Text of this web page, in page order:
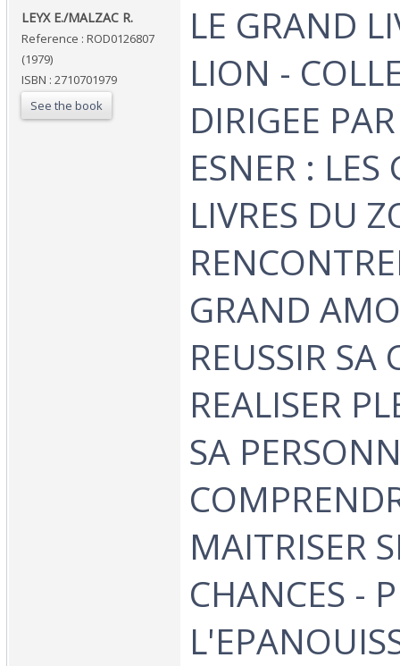
‎LEYX E./MALZAC R.‎
Reference : ROD0126807
(1979)
ISBN : 2710701979
See the book
‎LE GRAND
LION -
DIRIGEE
ESNER : LES
LIVRES DU
GRAND
REUSSIR SA
REALISER
SA
MAITRISER
CHANCES -